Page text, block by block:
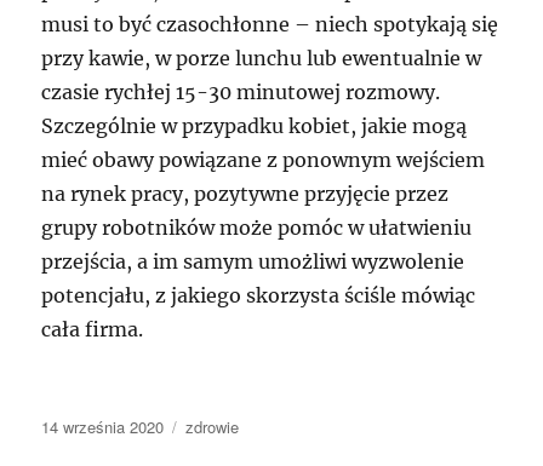
musi to być czasochłonne – niech spotykają się
przy kawie, w porze lunchu lub ewentualnie w
czasie rychłej 15-30 minutowej rozmowy.
Szczególnie w przypadku kobiet, jakie mogą
mieć obawy powiązane z ponownym wejściem
na rynek pracy, pozytywne przyjęcie przez
grupy robotników może pomóc w ułatwieniu
przejścia, a im samym umożliwi wyzwolenie
potencjału, z jakiego skorzysta ściśle mówiąc
cała firma.
Data
14 września 2020 Kategorie
zdrowie